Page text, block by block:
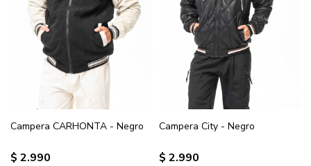
Campera CARHONTA - Negro
$ 2.990
Campera City - Negro
$ 2.990